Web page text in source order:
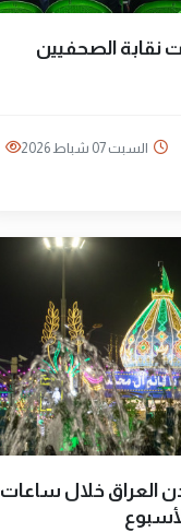
نقابة الصحفيين
السبت 07 شباط 2026
العراق خلال ساعات